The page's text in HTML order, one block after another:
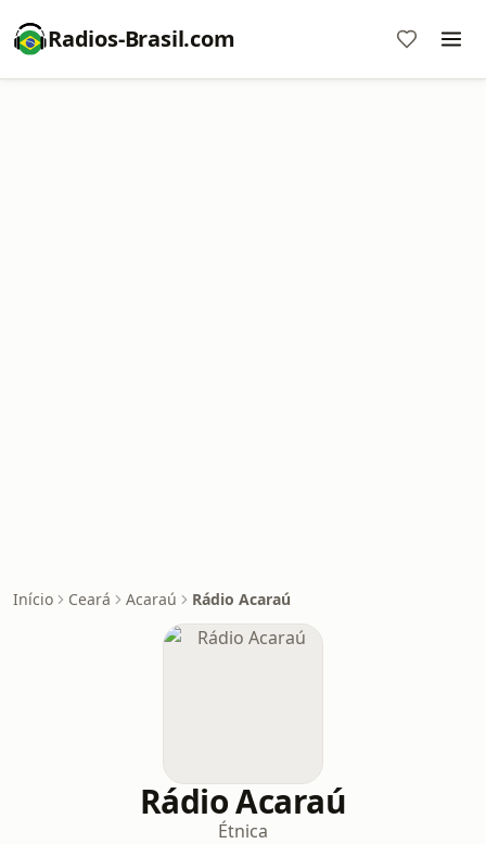
Radios-Brasil.com
Início Ceará Acaraú Rádio Acaraú
Rádio Acaraú
Étnica